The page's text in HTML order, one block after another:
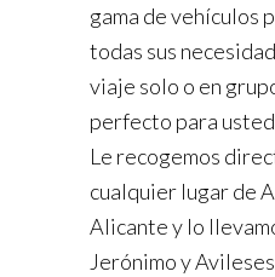
gama de vehículos
todas sus
viaje solo o en
perfecto para
Le recogemos
cualquier lugar de
Alicante y lo
Jerónimo y